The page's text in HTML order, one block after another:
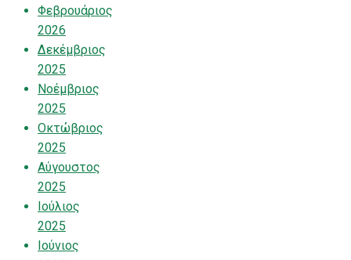
Φεβρουάριος
2026
Δεκέμβριος
2025
Νοέμβριος
2025
Οκτώβριος
2025
Αύγουστος
2025
Ιούλιος
2025
Ιούνιος